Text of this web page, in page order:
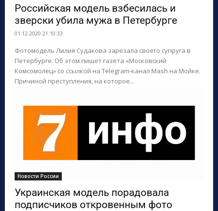
Российская модель взбесилась и
зверски убила мужа в Петербурге
01.12.2020 21:10:33
Фотомодель Лилия Судакова зарезала своего супруга в
Петербурге. Об этом пишет газета «Московский
Комсомолец» со ссылкой на Telegram-канал Mash на Мойке.
Причиной преступления, на которое...
Новости России
Украинская модель порадовала
подписчиков откровенным фото